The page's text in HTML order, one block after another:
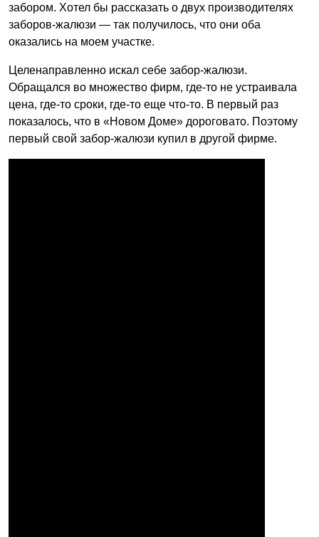
забором. Хотел бы рассказать о двух производителях
заборов-жалюзи — так получилось, что они оба
оказались на моем участке.
Целенаправленно искал себе забор-жалюзи.
Обращался во множество фирм, где-то не устраивала
цена, где-то сроки, где-то еще что-то. В первый раз
показалось, что в «Новом Доме» дороговато. Поэтому
первый свой забор-жалюзи купил в другой фирме.